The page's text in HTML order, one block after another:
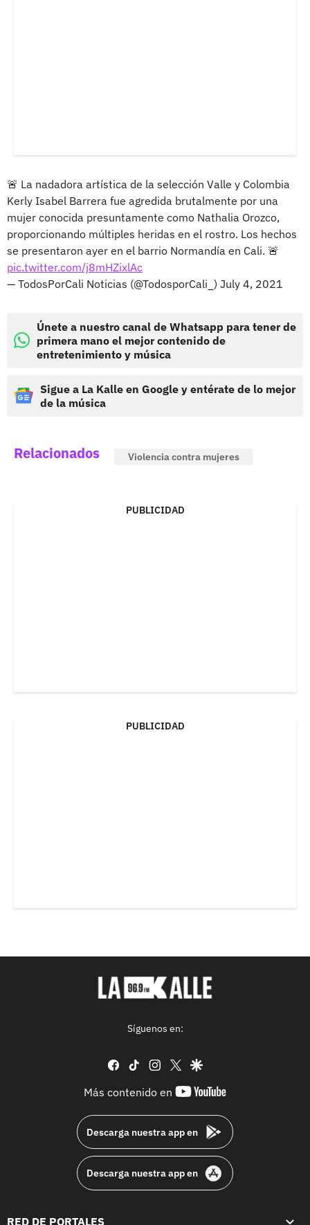
🚨 La nadadora artística de la selección Valle y Colombia
Kerly Isabel Barrera fue agredida brutalmente por una
mujer conocida presuntamente como Nathalia Orozco,
proporcionando múltiples heridas en el rostro. Los hechos
se presentaron ayer en el barrio Normandía en Cali. 🚨
pic.twitter.com/j8mHZixlAc
— TodosPorCali Noticias (@TodosporCali_) July 4, 2021
Únete a nuestro canal de Whatsapp para tener de
primera mano el mejor contenido de
entretenimiento y música
Sigue a La Kalle en Google y entérate de lo mejor
de la música
Relacionados Violencia contra mujeres
PUBLICIDAD
PUBLICIDAD
Síguenos en:
facebook
tiktok instagram
twittergoogle
Más contenido en
youtube-
Descarga nuestra app en
Descarga nuestra app en
RED DE PORTALES